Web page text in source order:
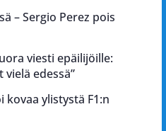
– Sergio Perez pois
viesti epäilijöille:
edessä”
kovaa ylistystä F1:n